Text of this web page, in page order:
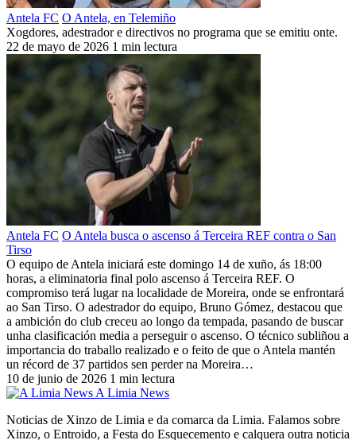
Antela FC O Antela, en Telemiño
Xogdores, adestrador e directivos no programa que se emitiu onte.
22 de mayo de 2026 1 min lectura
Antela FC O Antela busca o ascenso á Terceira REF contra o San
Tirso
O equipo de Antela iniciará este domingo 14 de xuño, ás 18:00
horas, a eliminatoria final polo ascenso á Terceira REF. O
compromiso terá lugar na localidade de Moreira, onde se enfrontará
ao San Tirso. O adestrador do equipo, Bruno Gómez, destacou que
a ambición do club creceu ao longo da tempada, pasando de buscar
unha clasificación media a perseguir o ascenso. O técnico subliñou a
importancia do traballo realizado e o feito de que o Antela mantén
un récord de 37 partidos sen perder na Moreira…
10 de junio de 2026 1 min lectura
A Limia News
Noticias de Xinzo de Limia e da comarca da Limia. Falamos sobre
Xinzo, o Entroido, a Festa do Esquecemento e calquera outra noticia